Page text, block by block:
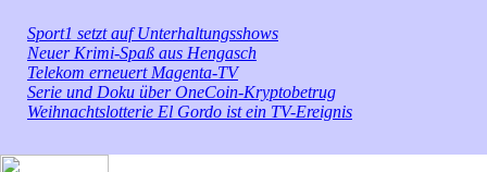
Sport1 setzt auf Unterhaltungsshows
Neuer Krimi-Spaß aus Hengasch
Telekom erneuert Magenta-TV
Serie und Doku über OneCoin-Kryptobetrug
Weihnachtslotterie El Gordo ist ein TV-Ereignis